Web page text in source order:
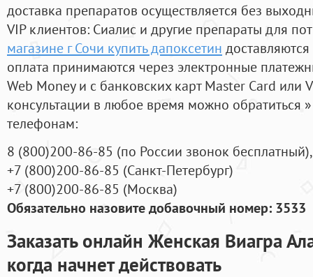
доставка препаратов осуществляется без
VIP клиентов: Сиалис и другие препараты для
магазине г Сочи купить дапоксетин
оплата принимаются через электронные
Web Money и с банковских карт Master Card или
консультации в любое время можно обратиться
телефонам:
8 (800)200-86-85 (по России звонок бесплатный),
+7 (800)200-86-85 (Санкт-Петербург)
+7 (800)200-86-85 (Москва)
Обязательно назовите добавочный номер: 3533
Заказать онлайн Женская Виагра
когда начнет действовать